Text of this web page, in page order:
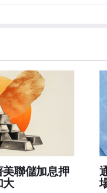
作者將不承擔任何錯誤，遺漏或任
，本文內容無意提供任何投資建議
聯儲加息押
大